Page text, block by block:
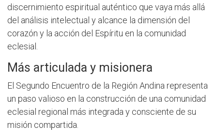
discernimiento espiritual auténtico que vaya más allá
del análisis intelectual y alcance la dimensión del
corazón y la acción del Espíritu en la comunidad
eclesial.
Más articulada y misionera
El Segundo Encuentro de la Región Andina representa
un paso valioso en la construcción de una comunidad
eclesial regional más integrada y consciente de su
misión compartida.